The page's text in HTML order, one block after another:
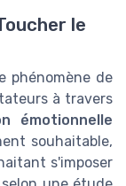
le
phénomène de
à travers
émotionnelle
souhaitable,
s'imposer